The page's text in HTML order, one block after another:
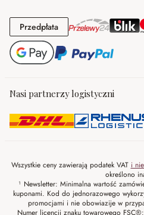
PrzedpłataPrzedpłata
Nasi partnerzy logistyczni
Wszystkie ceny zawierają podatek VAT i
określono
¹ Newsletter: Minimalna wartość
kuponami. Kod do jednorazowego
promocjami i nie obowiazije w
Numer licencji znaku towarowego